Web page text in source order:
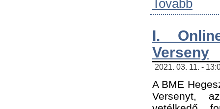
Tovább
I.
Verseny
2021. 03. 11. -
A BME
Versenyt,